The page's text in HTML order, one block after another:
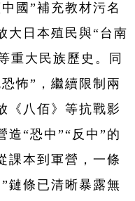
國”補充教材污名
大日本殖民與“台南
重大民族歷史。同
怖”，繼續限制兩
《八佰》等抗戰影
造“恐中”“反中”的
課本到軍營，一條
鏈條已清晰暴露無